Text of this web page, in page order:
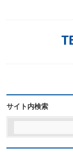
サイト内検索